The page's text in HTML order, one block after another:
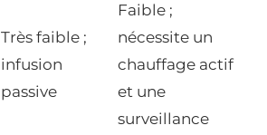
Très faible ;
infusion
passive
Faible ;
nécessite un
chauffage actif
et une
surveillance